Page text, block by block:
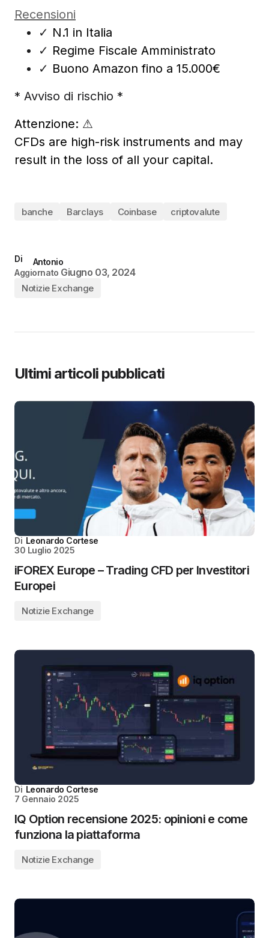
Recensioni
✓ N.1 in Italia
✓ Regime Fiscale Amministrato
✓ Buono Amazon fino a 15.000€
* Avviso di rischio *
Attenzione: ⚠
CFDs are high-risk instruments and may
result in the loss of all your capital.
banche Barclays Coinbase criptovalute
Di
Antonio
Aggiornato Giugno 03, 2024
Notizie Exchange
Ultimi articoli pubblicati
Di Leonardo Cortese
30 Luglio 2025
iFOREX Europe – Trading CFD per Investitori
Europei
Notizie Exchange
Di Leonardo Cortese
7 Gennaio 2025
IQ Option recensione 2025: opinioni e come
funziona la piattaforma
Notizie Exchange